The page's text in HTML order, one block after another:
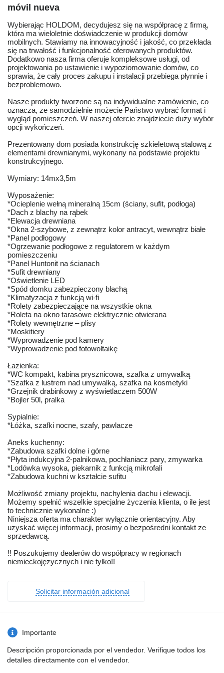
móvil nueva
Wybierając HOLDOM, decydujesz się na współpracę z firmą,
która ma wieloletnie doświadczenie w produkcji domów
mobilnych. Stawiamy na innowacyjność i jakość, co przekłada
się na trwałość i funkcjonalność oferowanych produktów.
Dodatkowo nasza firma oferuje kompleksowe usługi, od
projektowania po ustawienie i wypoziomowanie domów, co
sprawia, że cały proces zakupu i instalacji przebiega płynnie i
bezproblemowo.
Nasze produkty tworzone są na indywidualne zamówienie, co
oznacza, ze samodzielnie możecie Państwo wybrać format i
wygląd pomieszczeń. W naszej ofercie znajdziecie duży wybór
opcji wykończeń.
Prezentowany dom posiada konstrukcję szkieletową stalową z
elementami drewnianymi, wykonany na podstawie projektu
konstrukcyjnego.
Wymiary: 14mx3,5m
Wyposażenie:
*Ocieplenie wełną mineralną 15cm (ściany, sufit, podłoga)
*Dach z blachy na rąbek
*Elewacja drewniana
*Okna 2-szybowe, z zewnątrz kolor antracyt, wewnątrz białe
*Panel podłogowy
*Ogrzewanie podłogowe z regulatorem w każdym
pomieszczeniu
*Panel Huntonit na ścianach
*Sufit drewniany
*Oświetlenie LED
*Spód domku zabezpieczony blachą
*Klimatyzacja z funkcją wi-fi
*Rolety zabezpieczające na wszystkie okna
*Roleta na okno tarasowe elektrycznie otwierana
*Rolety wewnętrzne – plisy
*Moskitiery
*Wyprowadzenie pod kamery
*Wyprowadzenie pod fotowoltaikę
Łazienka:
*WC kompakt, kabina prysznicowa, szafka z umywalką
*Szafka z lustrem nad umywalką, szafka na kosmetyki
*Grzejnik drabinkowy z wyświetlaczem 500W
*Bojler 50l, pralka
Sypialnie:
*Łóżka, szafki nocne, szafy, pawlacze
Aneks kuchenny:
*Zabudowa szafki dolne i górne
*Płyta indukcyjna 2-palnikowa, pochłaniacz pary, zmywarka
*Lodówka wysoka, piekarnik z funkcją mikrofali
*Zabudowa kuchni w kształcie sufitu
Możliwość zmiany projektu, nachylenia dachu i elewacji.
Możemy spełnić wszelkie specjalne życzenia klienta, o ile jest
to technicznie wykonalne :)
Niniejsza oferta ma charakter wyłącznie orientacyjny. Aby
uzyskać więcej informacji, prosimy o bezpośredni kontakt ze
sprzedawcą.
!! Poszukujemy dealerów do współpracy w regionach
niemieckojęzycznych i nie tylko!!
Solicitar información adicional
Importante
Descripción proporcionada por el vendedor. Verifique todos los
detalles directamente con el vendedor.